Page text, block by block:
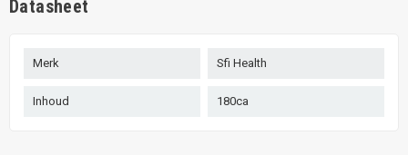
Datasheet
Merk Sfi Health
Inhoud 180ca